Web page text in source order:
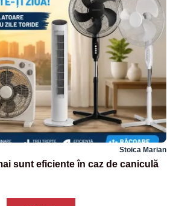
Stoica Marian
sunt eficiente în caz de caniculă